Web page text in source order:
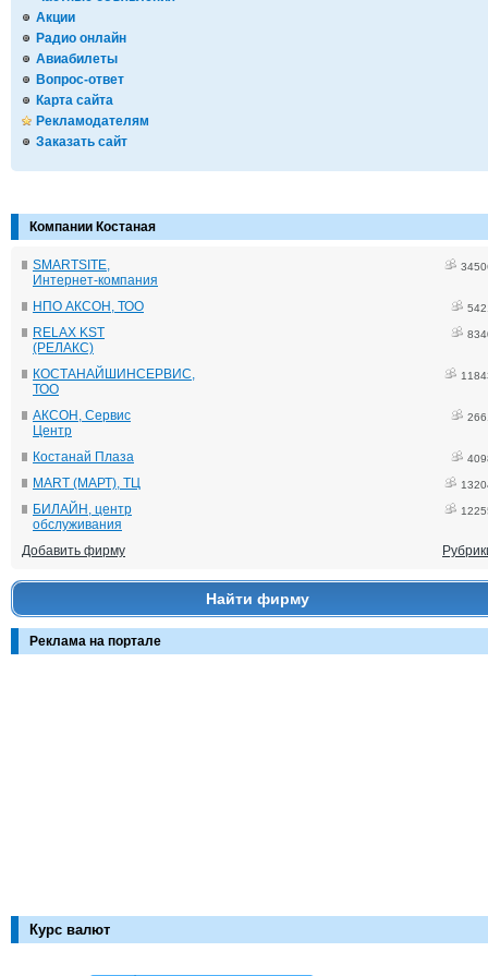
Акции
Радио онлайн
Авиабилеты
Вопрос-ответ
Карта сайта
Рекламодателям
Заказать сайт
Компании Костаная
SMARTSITE,
Интернет-компания
НПО АКСОН, ТОО
RELAX KST
(РЕЛАКС)
КОСТАНАЙШИНСЕРВИС,
ТОО
АКСОН, Сервис
Центр
Костанай Плаза
MART (МАРТ), ТЦ
БИЛАЙН, центр
обслуживания
Добавить фирму
Найти фирму
Реклама на портале
Курс валют